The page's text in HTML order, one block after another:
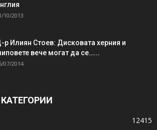
10/2013
р Илиян Стоев: Дисковата херния и
вече могат да се…...
07/2014
12415